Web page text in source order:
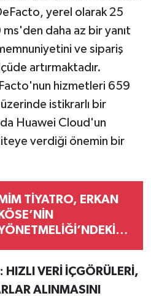
yerel olarak 25
daha az bir yanıt
ve sipariş
artırmaktadır.
hizmetleri 659
istikrarlı bir
da Huawei Cloud'un
verdiği önemin bir
TİYATRO, ERKAN
KÖSE’NİN
HIZLI VERİ İÇGÖRÜLERİ,
ALINMASINI